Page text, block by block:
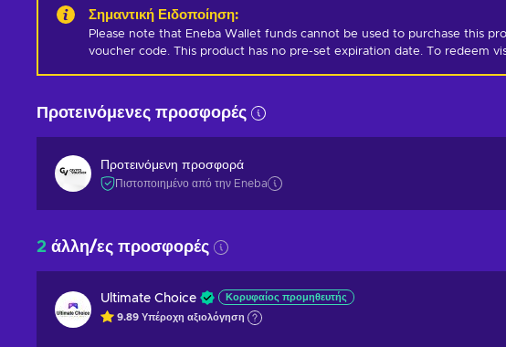
Σημαντική Ειδοποίηση:
Please note that Eneba Wallet funds cannot be used to purchase this
voucher code. This product has no pre-set expiration date. To redeem
Προτεινόμενες προσφορές
Προτεινόμενη προσφορά
Πιστοποιημένο από την Eneba
2 άλλη/ες προσφορές
Ultimate Choice Κορυφαίος προμηθευτής
9.89 Υπέροχη αξιολόγηση